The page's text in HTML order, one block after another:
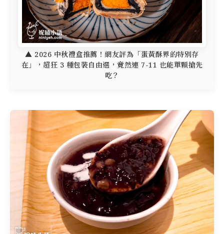
▲ 2026 中秋禮盒推薦！網友評為「蛋黃酥界的特別存
在」，超狂 3 種包裝自由選，竟然連 7-11 也能單顆搶先
吃？